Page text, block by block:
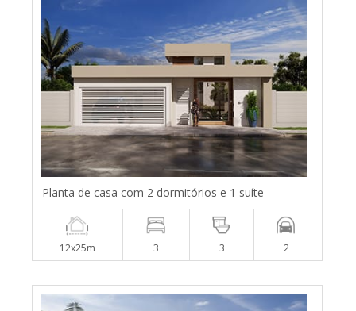
Planta de casa com 2 dormitórios e 1 suíte
12x25m 3 3 2